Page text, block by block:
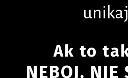
Ak to
NEBOJ, NIE